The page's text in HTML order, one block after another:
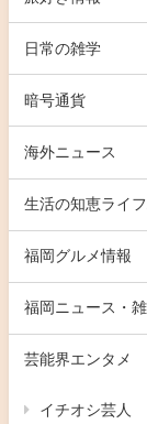
日常の雑学
暗号通貨
海外ニュース
生活の知恵ライ
福岡グルメ情報
福岡ニュース・
芸能界エンタメ
イチオシ芸人